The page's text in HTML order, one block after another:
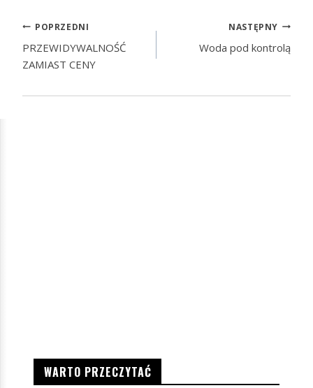
POPRZEDNI
PRZEWIDYWALNOŚĆ
ZAMIAST CENY
NASTĘPNY
Woda pod kontrolą
WARTO PRZECZYTAĆ